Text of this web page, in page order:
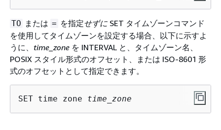
TO または = を指定せずに SET タイムゾーンコマンド
を使用してタイムゾーンを設定する場合、以下に示すよ
うに、 time_zone を INTERVAL と、タイムゾーン名、
POSIX スタイル形式のオフセット、または ISO-8601 形
式のオフセットとして指定できます。
SET time zone time_zone